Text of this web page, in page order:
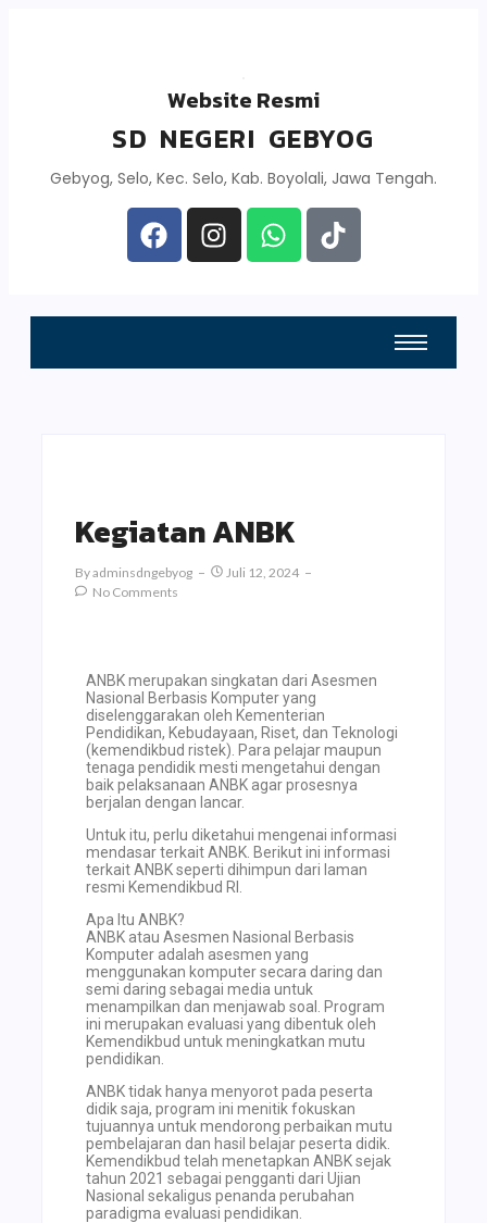
Website Resmi
SD NEGERI GEBYOG
Gebyog, Selo, Kec. Selo, Kab. Boyolali, Jawa Tengah.
Kegiatan ANBK
ByAdminsdngebyog
Juli 12, 2024
No Comments
ANBK merupakan singkatan dari Asesmen
Nasional Berbasis Komputer yang
diselenggarakan oleh Kementerian
Pendidikan, Kebudayaan, Riset, dan Teknologi
(kemendikbud ristek). Para pelajar maupun
tenaga pendidik mesti mengetahui dengan
baik pelaksanaan ANBK agar prosesnya
berjalan dengan lancar.
Untuk itu, perlu diketahui mengenai informasi
mendasar terkait ANBK. Berikut ini informasi
terkait ANBK seperti dihimpun dari laman
resmi Kemendikbud RI.
Apa Itu ANBK?
ANBK atau Asesmen Nasional Berbasis
Komputer adalah asesmen yang
menggunakan komputer secara daring dan
semi daring sebagai media untuk
menampilkan dan menjawab soal. Program
ini merupakan evaluasi yang dibentuk oleh
Kemendikbud untuk meningkatkan mutu
pendidikan.
ANBK tidak hanya menyorot pada peserta
didik saja, program ini menitik fokuskan
tujuannya untuk mendorong perbaikan mutu
pembelajaran dan hasil belajar peserta didik.
Kemendikbud telah menetapkan ANBK sejak
tahun 2021 sebagai pengganti dari Ujian
Nasional sekaligus penanda perubahan
paradigma evaluasi pendidikan.